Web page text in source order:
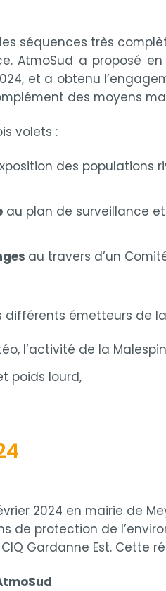
séquences très
AtmoSud a proposé
et a obtenu
des moyens
volets :
des
au plan de surveillance
au travers d’un
émetteurs de
l’activité de la
poids lourd,
2024 en mairie de
protection de
CIQ Gardanne Est.